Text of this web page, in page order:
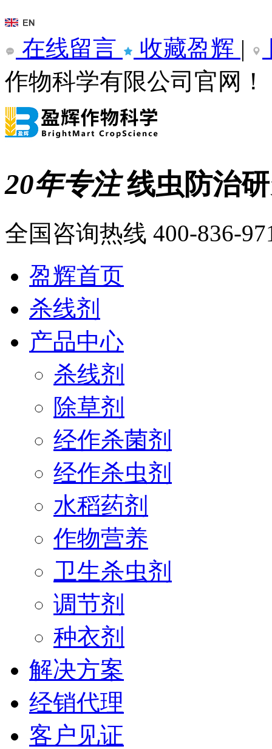
在线留言 收藏盈辉 |
作物科学有限公司官网！
20年专注线虫防治
全国咨询热线 400-836-
盈辉首页
杀线剂
产品中心
杀线剂
除草剂
经作杀菌剂
经作杀虫剂
水稻药剂
作物营养
卫生杀虫剂
调节剂
种衣剂
解决方案
经销代理
客户见证